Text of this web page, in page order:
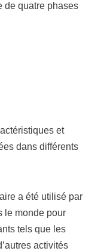
de quatre phases
et
dans différents
a été utilisé par
le monde pour
tels que les
activités